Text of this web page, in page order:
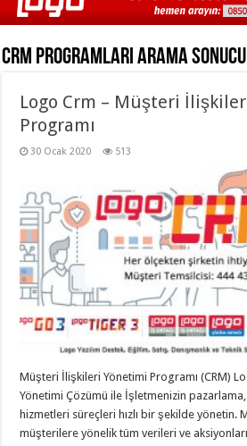
Crm ProgramlarıArama Sonucu
Logo Crm – Müşteri
Programı
30 Ocak 2020 513
Müşteri İlişkileri Yönetimi Programı (CRM)
Yönetimi Çözümü ile İşletmenizin
hizmetleri süreçleri hızlı bir şekilde yönetin.
müşterilere yönelik tüm verileri ve aksiyonları